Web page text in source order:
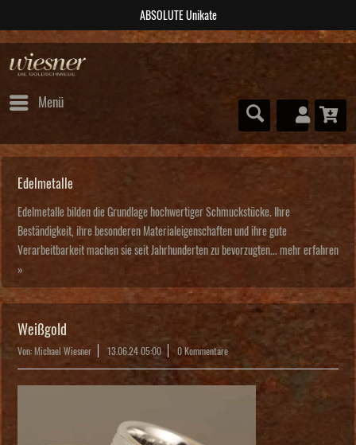
Menü
Edelmetalle
Edelmetalle bilden die Grundlage hochwertiger Schmuckstücke. Ihre
Beständigkeit, ihre besonderen Materialeigenschaften und ihre gute
Verarbeitbarkeit machen sie seit Jahrhunderten zu bevorzugten... mehr erfahren
»
Weißgold
Von: Michael Wiesner 13.06.24 05:00 0 Kommentare